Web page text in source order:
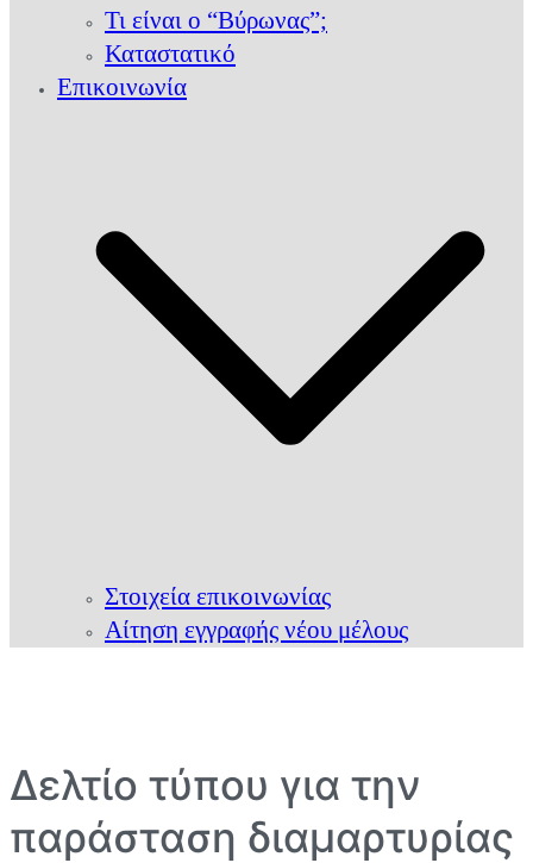
Τι είναι ο “Βύρωνας”;
Καταστατικό
Επικοινωνία
Στοιχεία επικοινωνίας
Αίτηση εγγραφής νέου μέλους
Δελτίο τύπου για την
παράσταση διαμαρτυρίας